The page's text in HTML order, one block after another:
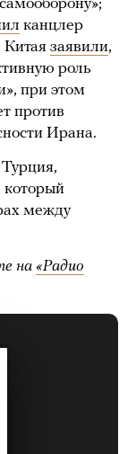
канцлер
заявили,
роль
при этом
против
Ирана.
Турция,
который
между
на «Радио